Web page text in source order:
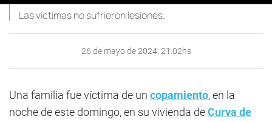
Las víctimas no sufrieron lesiones.
26 de mayo de 2024, 21:02hs
Una familia fue víctima de un copamiento, en la
noche de este domingo, en su vivienda deCurva de